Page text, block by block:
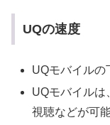
UQの速度
UQモバイルの
UQモバイルは
視聴などが可